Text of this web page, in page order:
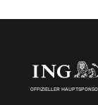
OFFIZIELLER